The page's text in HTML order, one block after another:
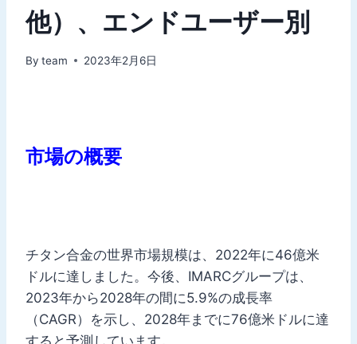
他）、エンドユーザー別
By team 2023年2月6日
市場の概要
チタン合金の世界市場規模は、2022年に46億米
ドルに達しました。今後、IMARCグループは、
2023年から2028年の間に5.9%の成長率
（CAGR）を示し、2028年までに76億米ドルに達
すると予測しています。